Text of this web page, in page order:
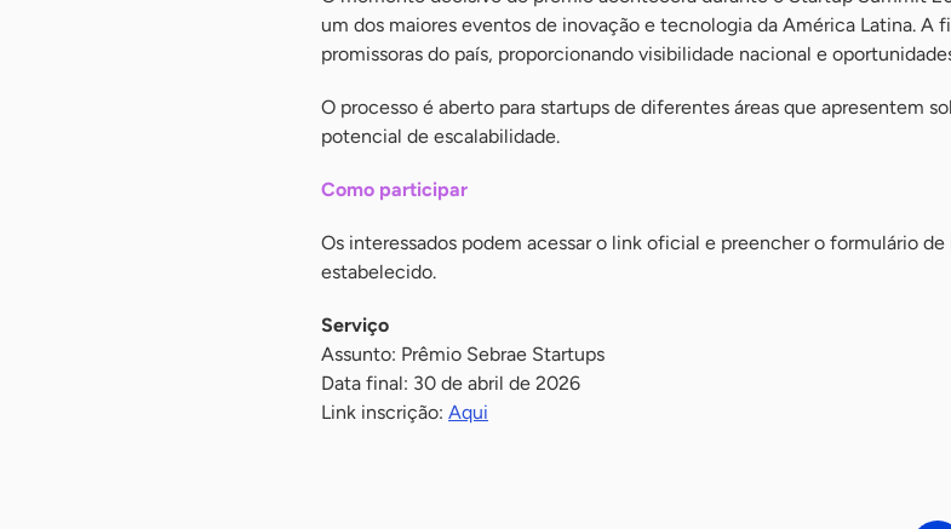
um dos maiores eventos de inovação e tecnologia da América Latina. A
promissoras do país, proporcionando visibilidade nacional e
O processo é aberto para startups de diferentes áreas que apresentem
potencial de escalabilidade.
Como participar
Os interessados podem acessar o link oficial e preencher o formulário
estabelecido.
Serviço
Assunto: Prêmio Sebrae Startups
Data final: 30 de abril de 2026
Link inscrição: Aqui